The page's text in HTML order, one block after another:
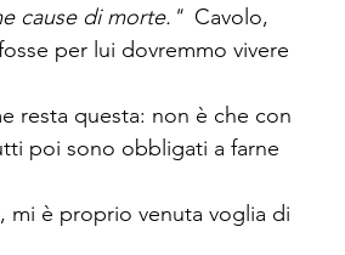
cause di morte." Cavolo,
per lui dovremmo vivere
resta questa: non è che con
poi sono obbligati a farne
, mi è proprio venuta voglia di